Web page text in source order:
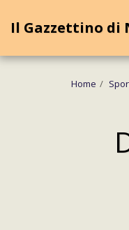
Il Gazzettino di
Home